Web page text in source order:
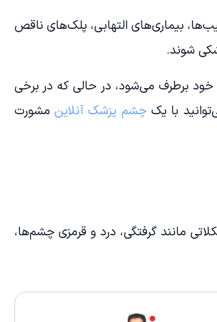
بیماری‌های التهابی، پلک‌های ناقص
شوند.
برطرف می‌شود، در حالی که در برخی
با یک چشم پزشک آنلاین مشورت
مانند گرفتگی، درد و قرمزی چشم‌ها،